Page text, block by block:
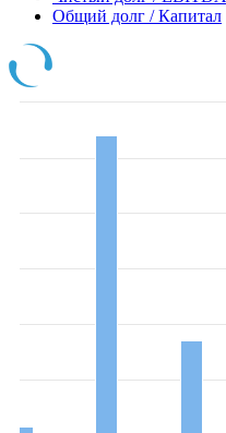
Общий долг / Капитал